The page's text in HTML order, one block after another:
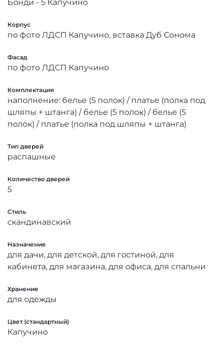
Бонди - 5 Капучино
Корпус
по фото ЛДСП Капучино, вставка Дуб Сонома
Фасад
по фото ЛДСП Капучино
Комплектация
наполнение: белье (5 полок) / платье (полка под
шляпы + штанга) / белье (5 полок) / белье (5
полок) / платье (полка под шляпы + штанга)
Тип дверей
распашные
Количество дверей
5
Стиль
скандинавский
Назначение
для дачи, для детской, для гостиной, для
кабинета, для магазина, для офиса, для спальни
Хранение
для одежды
Цвет (стандартный)
Капучино